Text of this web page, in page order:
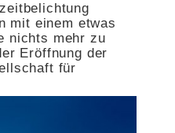
mit einem etwas
nichts mehr zu
Eröffnung der
für